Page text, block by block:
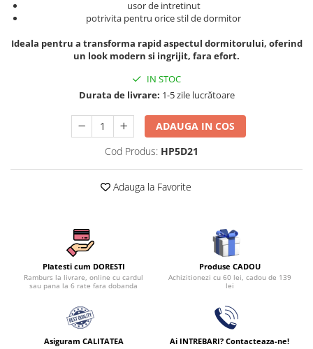
Lenjerii De Pat, Finet Premium, 1
Lenjerii De Pat Damasc 1 Persoana
Lenjerii De Pat, Imprimeu 3D, 1
usor de intretinut
potrivita pentru orice stil de dormitor
Ideala pentru a transforma rapid aspectul dormitorului, oferind
un look modern si ingrijit, fara efort.
IN STOC
Durata de livrare: 1-5 zile lucrătoare
ADAUGA IN COS
Cod Produs: HP5D21
Adauga la Favorite
Platesti cum DORESTI
Ramburs la livrare, online cu cardul
sau pana la 6 rate fara dobanda
Produse CADOU
Achizitionezi cu 60 lei, cadou de 139
lei
Asiguram CALITATEA Ai INTREBARI? Contacteaza-ne!